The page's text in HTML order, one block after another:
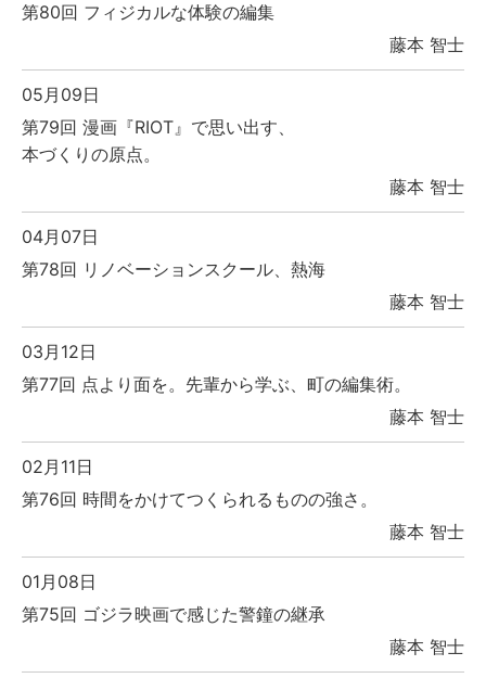
第80回 フィジカルな体験の編集
藤本 智士
05月09日
第79回 漫画『RIOT』で思い出す、
本づくりの原点。
藤本 智士
04月07日
第78回 リノベーションスクール、熱海
藤本 智士
03月12日
第77回 点より面を。先輩から学ぶ、町の編集術。
藤本 智士
02月11日
第76回 時間をかけてつくられるものの強さ。
藤本 智士
01月08日
第75回 ゴジラ映画で感じた警鐘の継承
藤本 智士